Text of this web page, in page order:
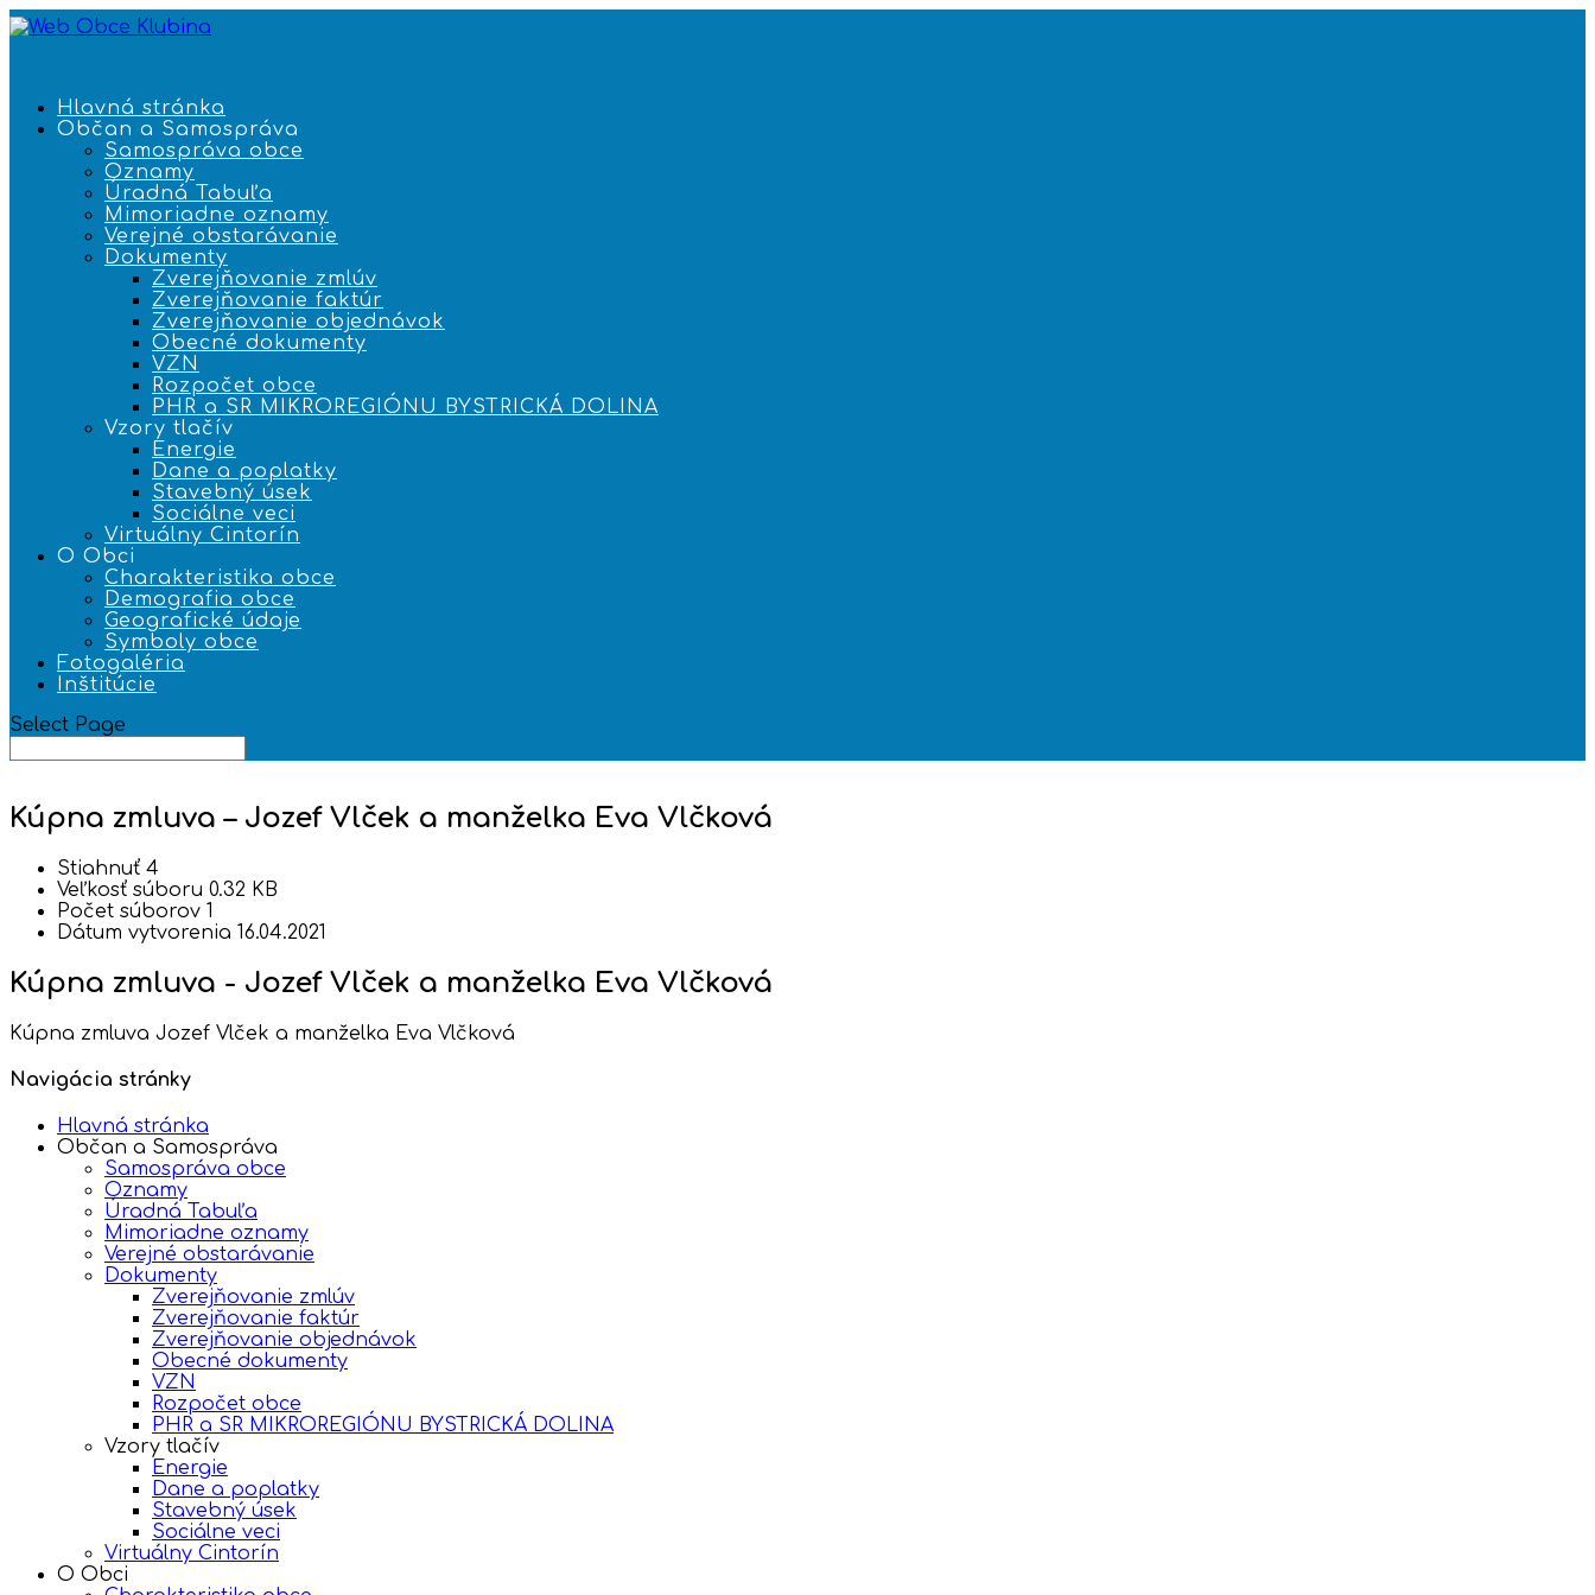
Hlavná stránka
Občan a Samospráva
Samospráva obce
Oznamy
Úradná Tabuľa
Mimoriadne oznamy
Verejné obstarávanie
Dokumenty
Zverejňovanie zmlúv
Zverejňovanie faktúr
Zverejňovanie objednávok
Obecné dokumenty
VZN
Rozpočet obce
PHR a SR MIKROREGIÓNU BYSTRICKÁ DOLINA
Vzory tlačív
Energie
Dane a poplatky
Stavebný úsek
Sociálne veci
Virtuálny Cintorín
O Obci
Charakteristika obce
Demografia obce
Geografické údaje
Symboly obce
Fotogaléria
Inštitúcie
Select Page
Kúpna zmluva – Jozef Vlček a manželka Eva Vlčková
Stiahnuť 4
Veľkosť súboru 0.32 KB
Počet súborov 1
Dátum vytvorenia 16.04.2021
Kúpna zmluva - Jozef Vlček a manželka Eva Vlčková
Kúpna zmluva Jozef Vlček a manželka Eva Vlčková
Navigácia stránky
Hlavná stránka
Občan a Samospráva
Samospráva obce
Oznamy
Úradná Tabuľa
Mimoriadne oznamy
Verejné obstarávanie
Dokumenty
Zverejňovanie zmlúv
Zverejňovanie faktúr
Zverejňovanie objednávok
Obecné dokumenty
VZN
Rozpočet obce
PHR a SR MIKROREGIÓNU BYSTRICKÁ DOLINA
Vzory tlačív
Energie
Dane a poplatky
Stavebný úsek
Sociálne veci
Virtuálny Cintorín
O Obci